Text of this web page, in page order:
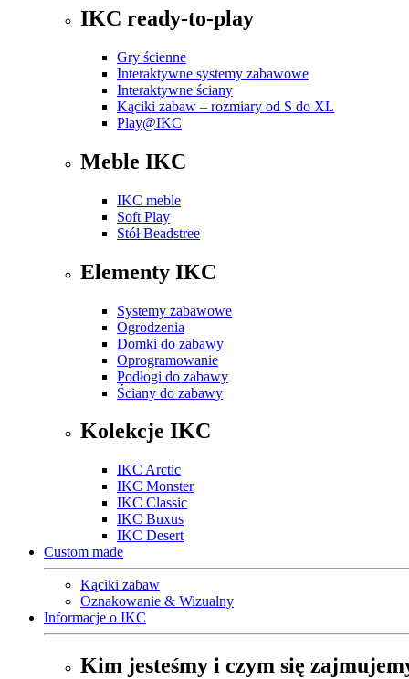
IKC ready-to-play
Gry ścienne
Interaktywne systemy zabawowe
Interaktywne ściany
Kąciki zabaw – rozmiary od S do XL
Play@IKC
Meble IKC
IKC meble
Soft Play
Stół Beadstree
Elementy IKC
Systemy zabawowe
Ogrodzenia
Domki do zabawy
Oprogramowanie
Podłogi do zabawy
Ściany do zabawy
Kolekcje IKC
IKC Arctic
IKC Monster
IKC Classic
IKC Buxus
IKC Desert
Custom made
Kąciki zabaw
Oznakowanie & Wizualny
Informacje o IKC
Kim jesteśmy i czym się